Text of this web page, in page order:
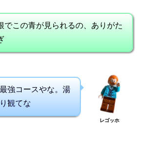
でこの青が見られるの、ありがた
強コースやな。湯
観てな
レゴッホ